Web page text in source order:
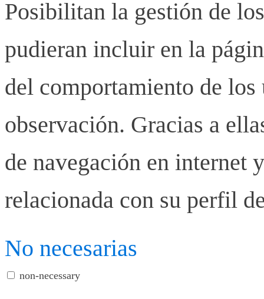
Posibilitan la gestión de
pudieran incluir en la
del comportamiento de los
observación. Gracias a
de navegación en internet
relacionada con su perfil
No necesarias
non-necessary